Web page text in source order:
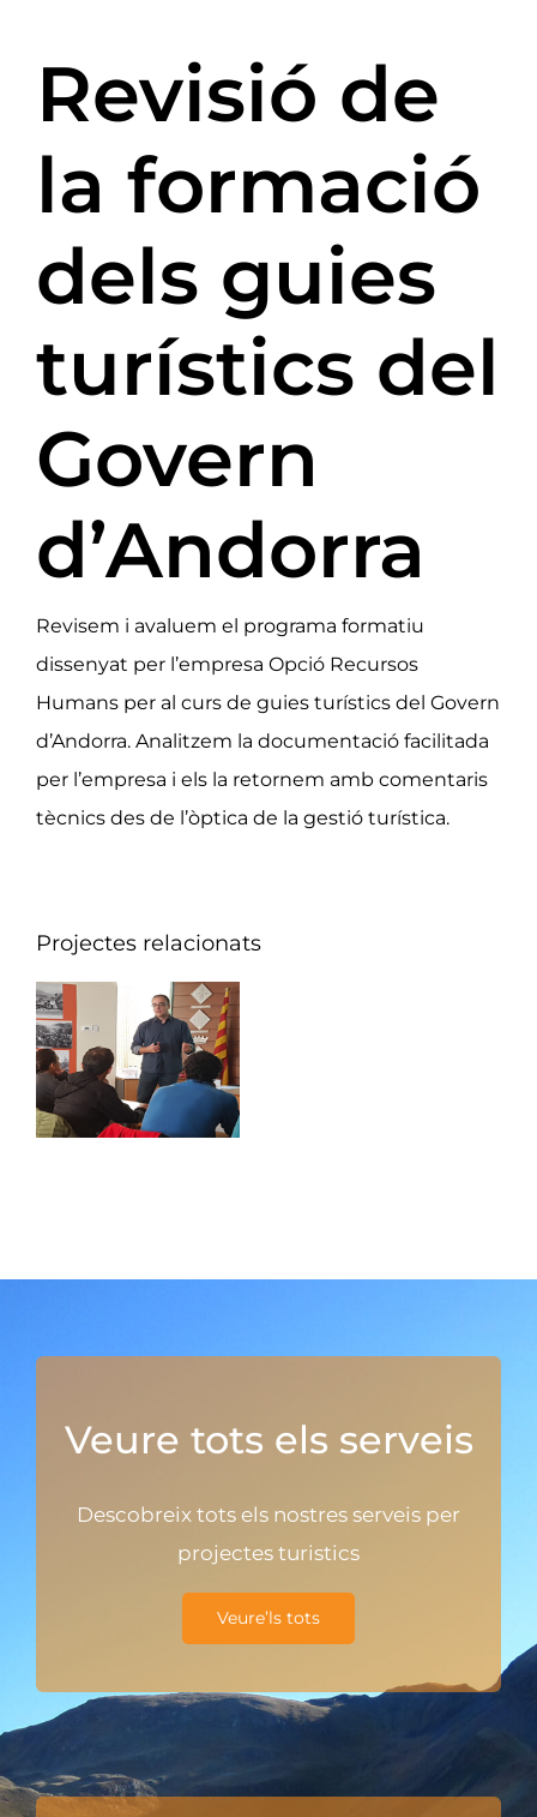
Revisió de
la formació
dels guies
turístics del
Govern
d’Andorra
Revisem i avaluem el programa formatiu
dissenyat per l’empresa Opció Recursos
Humans per al curs de guies turístics del Govern
d’Andorra. Analitzem la documentació facilitada
per l’empresa i els la retornem amb comentaris
tècnics des de l’òptica de la gestió turística.
Projectes relacionats
Veure tots els serveis
Descobreix tots els nostres serveis per
projectes turistics
Veure’ls tots